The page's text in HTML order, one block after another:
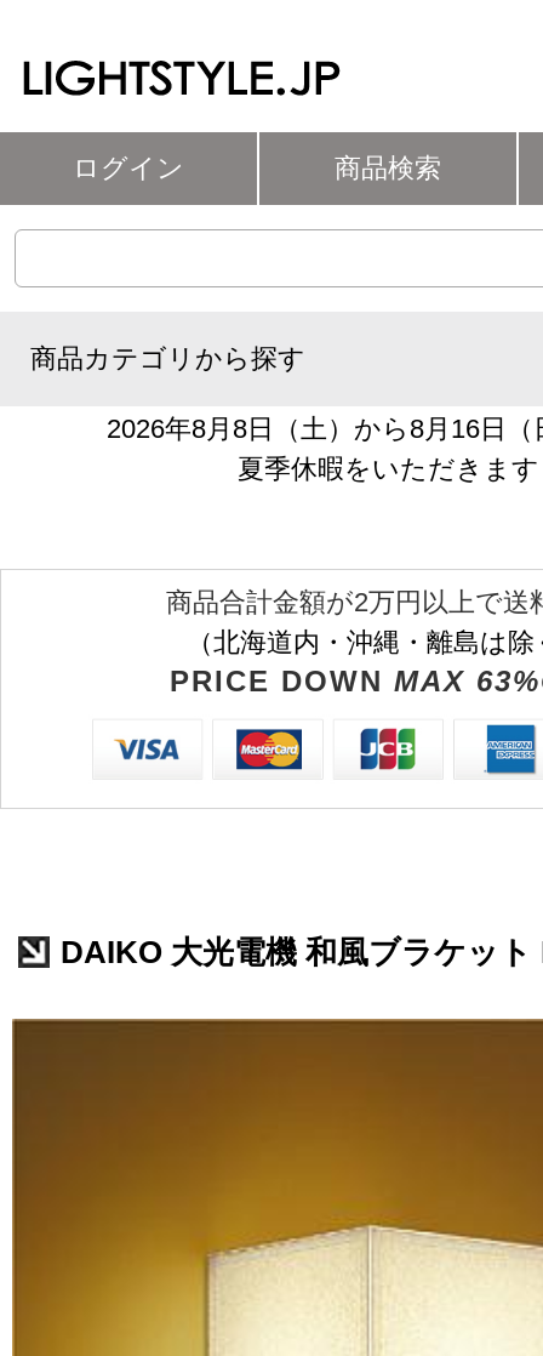
ログイン 商品検索
商品カテゴリから探す
2026年8月8日（土）から8月16日
夏季休暇をいただきます
商品合計金額が2万円以上で送
（北海道内・沖縄・離島は
PRICE DOWN MAX
DAIKO 大光電機 和風ブラケット